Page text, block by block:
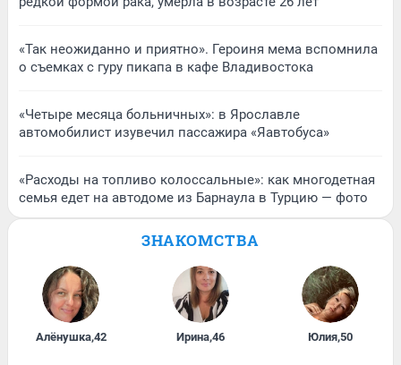
«Так неожиданно и приятно». Героиня мема вспомнила
о съемках с гуру пикапа в кафе Владивостока
«Четыре месяца больничных»: в Ярославле
автомобилист изувечил пассажира «Яавтобуса»
«Расходы на топливо колоссальные»: как многодетная
семья едет на автодоме из Барнаула в Турцию — фото
ЗНАКОМСТВА
Алёнушка,42 Ирина,46 Юлия,50